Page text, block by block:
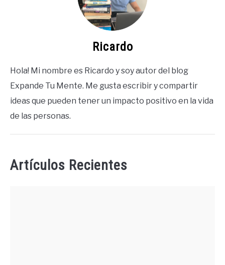
Ricardo
Hola! Mi nombre es Ricardo y soy autor del blog
Expande Tu Mente. Me gusta escribir y compartir
ideas que pueden tener un impacto positivo en la vida
de las personas.
Artículos Recientes